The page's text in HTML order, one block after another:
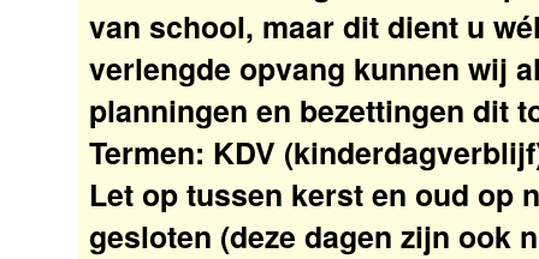
van school, maar dit dient u
verlengde opvang kunnen wij
planningen en bezettingen dit
Termen: KDV
Let op tussen kerst en oud op
gesloten (deze dagen zijn ook